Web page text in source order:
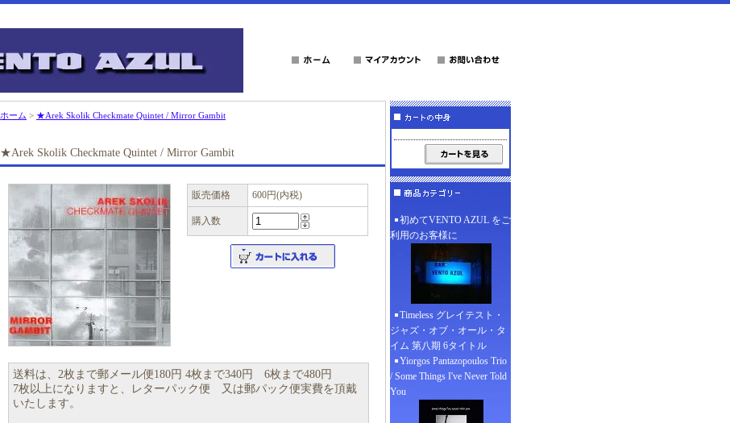
ホーム > ★Arek Skolik Checkmate Quintet / Mirror Gambit
★Arek Skolik Checkmate Quintet / Mirror Gambit
販売価格 600円(内税)
購入数
送料は、2枚まで郵メール便180円 4枚まで340円 6枚まで480円
7枚以上になりますと、レターパック便 又は郵パック便実費を頂戴
いたします。
初めてVENTO AZUL をご
利用のお客様に
Timeless グレイテスト・
ジャズ・オブ・オール・タ
イム 第八期 6タイトル
Yiorgos Pantazopoulos Trio
/ Some Things I've Never Told
You